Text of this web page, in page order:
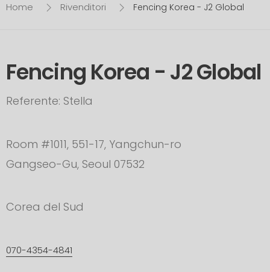
Home Rivenditori Fencing Korea - J2 Global
Fencing Korea - J2 Global
Referente: Stella
Room #1011, 551-17, Yangchun-ro
Gangseo-Gu, Seoul 07532
Corea del Sud
070-4354-4841